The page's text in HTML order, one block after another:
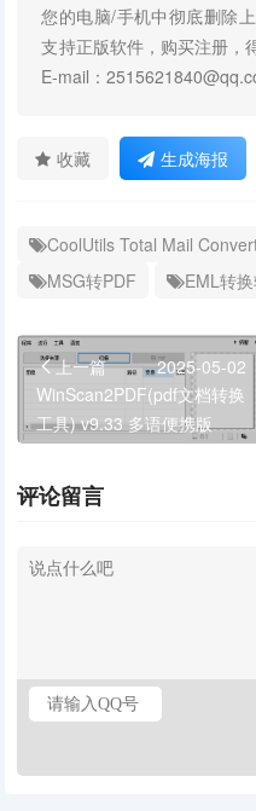
您的电脑/手机中彻底删除
支持正版软件，购买注册，
E-mail：
收藏 生成海报
CoolUtils Total Mail
MSG转PDF
EML转
上一篇
2025-05-02
WinScan2PDF(pdf文档转换
工具) v9.33 多语便携版
评论留言